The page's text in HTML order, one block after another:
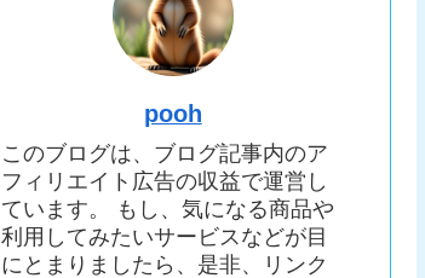
pooh
このブログは、ブログ記事内のア
フィリエイト広告の収益で運営し
ています。 もし、気になる商品や
利用してみたいサービスなどが目
にとまりましたら、是非、リンク